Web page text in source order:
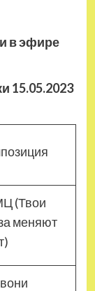
в эфире
15.05.2023
(Твои
меняют